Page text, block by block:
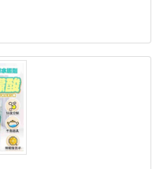
膩
保♻️
洗❇️
量
の尚好💚💚
潔淨！ 🍋✨